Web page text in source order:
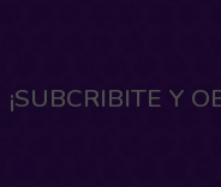
¡SUBCRIBITE Y